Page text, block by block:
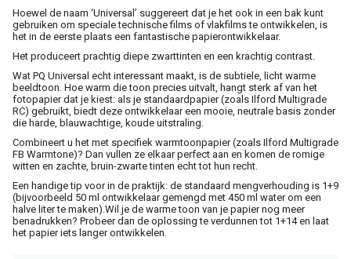
Hoewel de naam ‘Universal’ suggereert dat je het ook in een bak kunt
gebruiken om speciale technische films of vlakfilms te ontwikkelen, is
het in de eerste plaats een fantastische papierontwikkelaar.
Het produceert prachtig diepe zwarttinten en een krachtig contrast.
Wat PQ Universal echt interessant maakt, is de subtiele, licht warme
beeldtoon. Hoe warm die toon precies uitvalt, hangt sterk af van het
fotopapier dat je kiest: als je standaardpapier (zoals Ilford Multigrade
RC) gebruikt, biedt deze ontwikkelaar een mooie, neutrale basis zonder
die harde, blauwachtige, koude uitstraling.
Combineert u het met specifiek warmtoonpapier (zoals Ilford Multigrade
FB Warmtone)? Dan vullen ze elkaar perfect aan en komen de romige
witten en zachte, bruin-zwarte tinten echt tot hun recht.
Een handige tip voor in de praktijk: de standaard mengverhouding is 1+9
(bijvoorbeeld 50 ml ontwikkelaar gemengd met 450 ml water om een
halve liter te maken).Wil je de warme toon van je papier nog meer
benadrukken? Probeer dan de oplossing te verdunnen tot 1+14 en laat
het papier iets langer ontwikkelen.